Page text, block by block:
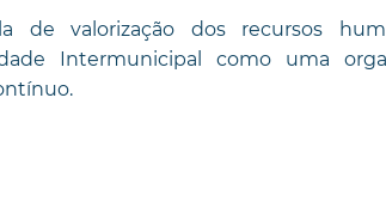
de valorização dos recursos
Intermunicipal como uma